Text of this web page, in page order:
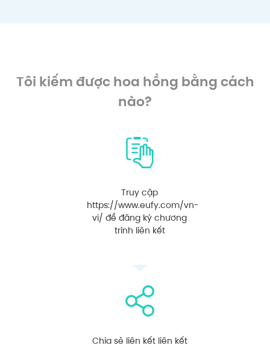
Tôi kiếm được hoa hồng bằng cách
nào?
Truy cập
https://www.eufy.com/vn-
vi/ để đăng ký chương
trình liên kết
Chia sẻ liên kết liên kết